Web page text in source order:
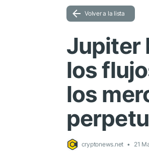
Volver a la lista
Jupiter
los
los
cryptonews.net 21